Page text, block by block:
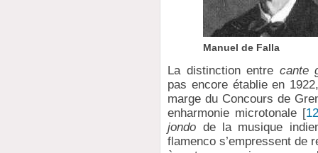
Manuel de Falla
La distinction entre cante
pas encore établie en
marge du Concours de
enharmonie microtonale [12
jondo de la musique
flamenco s’empressent de